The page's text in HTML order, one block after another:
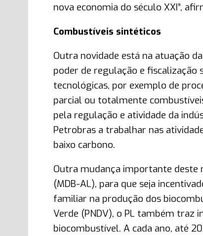
nova economia do século XXI”,
Combustíveis sintéticos
Outra novidade está na atuação
poder de regulação e
tecnológicas, por exemplo de
parcial ou totalmente
pela regulação e atividade da
Petrobras a trabalhar nas
baixo carbono.
Outra mudança importante deste
(MDB-AL), para que seja
familiar na produção dos
Verde (PNDV), o PL também traz
biocombustível. A cada ano, até